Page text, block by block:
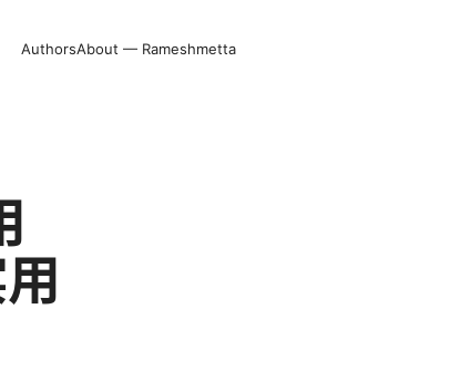
AuthorsAbout — Rameshmetta